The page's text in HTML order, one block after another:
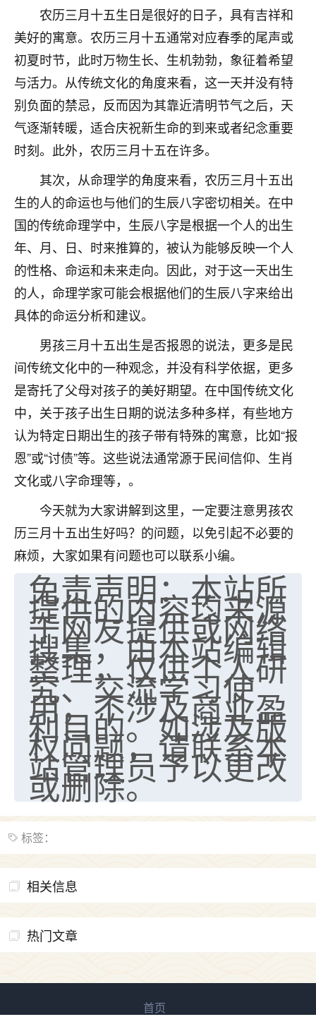
农历三月十五生日是很好的日子，具有吉祥和
美好的寓意。农历三月十五通常对应春季的尾声或
初夏时节，此时万物生长、生机勃勃，象征着希望
与活力。从传统文化的角度来看，这一天并没有特
别负面的禁忌，反而因为其靠近清明节气之后，天
气逐渐转暖，适合庆祝新生命的到来或者纪念重要
时刻。此外，农历三月十五在许多。
其次，从命理学的角度来看，农历三月十五出
生的人的命运也与他们的生辰八字密切相关。在中
国的传统命理学中，生辰八字是根据一个人的出生
年、月、日、时来推算的，被认为能够反映一个人
的性格、命运和未来走向。因此，对于这一天出生
的人，命理学家可能会根据他们的生辰八字来给出
具体的命运分析和建议。
男孩三月十五出生是否报恩的说法，更多是民
间传统文化中的一种观念，并没有科学依据，更多
是寄托了父母对孩子的美好期望。在中国传统文化
中，关于孩子出生日期的说法多种多样，有些地方
认为特定日期出生的孩子带有特殊的寓意，比如“报
恩”或“讨债”等。这些说法通常源于民间信仰、生肖
文化或八字命理等，。
今天就为大家讲解到这里，一定要注意男孩农
历三月十五出生好吗？的问题，以免引起不必要的
麻烦，大家如果有问题也可以联系小编。
免责声明：本站所
提供的内容均来源
于网友提供或网络
搜集，由本站编辑
整理，仅供个人研
究、交流学习使
用，不涉及商业盈
利目的。如涉及版
权问题，请联系本
站管理员予以更改
或删除。
标签：
相关信息
热门文章
Jessica李
老师做不做超度法事？我想给我奶奶做超度，她今年
刚去世了。
七零老顽童：我母亲前年离世，刚开始我经常
做梦梦见她，后来也是朋友介绍，找到慧来老
师，安排了超度法事，做梦再也没有梦到过
了，一开始是半信半疑的，图个心安，给亡母
超度，现在看来，人不信也不行。
2天前 来自云南
优秀的张同学
老师收徒吗？？我对这些很感兴趣
2天前 来自山西
首页